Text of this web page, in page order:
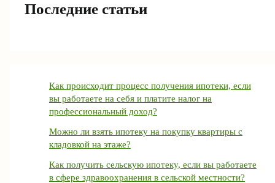
Последние статьи
Как происходит процесс получения ипотеки, если
вы работаете на себя и платите налог на
профессиональный доход?
Можно ли взять ипотеку на покупку квартиры с
кладовкой на этаже?
Как получить сельскую ипотеку, если вы работаете
в сфере здравоохранения в сельской местности?